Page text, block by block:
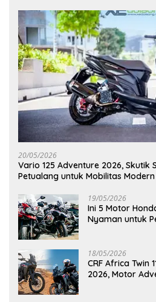
20/05/2026
Vario 125 Adventure 2026, Skutik
Petualang untuk Mobilitas Modern
19/05/2026
Ini 5 Motor
Nyaman untuk
18/05/2026
CRF Africa Twin
2026, Motor